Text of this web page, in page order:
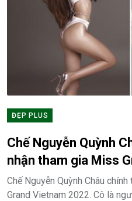
ĐẸP PLUS
Chế Nguyễn Quỳnh
nhận tham gia Miss
Chế Nguyễn Quỳnh Châu
Grand Vietnam 2022. Cô là